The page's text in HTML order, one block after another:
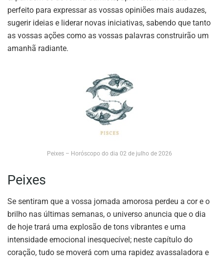
perfeito para expressar as vossas opiniões mais audazes,
sugerir ideias e liderar novas iniciativas, sabendo que tanto
as vossas ações como as vossas palavras construirão um
amanhã radiante.
Peixes – Horóscopo do dia 02 de julho de 2026
Peixes
Se sentiram que a vossa jornada amorosa perdeu a cor e o
brilho nas últimas semanas, o universo anuncia que o dia
de hoje trará uma explosão de tons vibrantes e uma
intensidade emocional inesquecível; neste capítulo do
coração, tudo se moverá com uma rapidez avassaladora e